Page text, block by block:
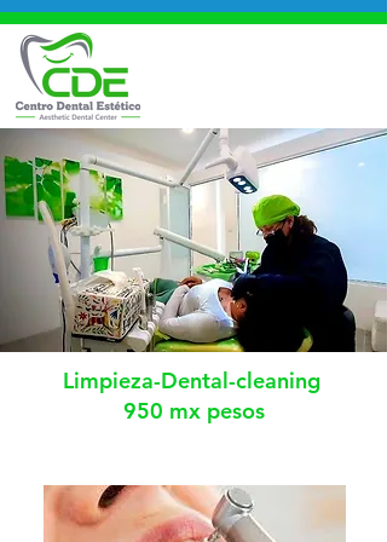
Limpieza-Dental-cleaning
950 mx pesos